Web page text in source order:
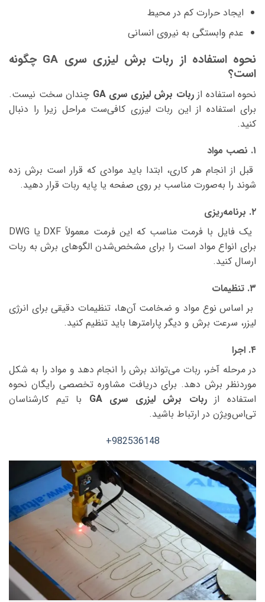
ایجاد حرارت کم در محیط
عدم وابستگی به نیروی انسانی
نحوه استفاده از ربات برش لیزری سری GA چگونه
است؟
نحوه استفاده ازربات برش لیزری سری GA
چندان سخت نیست.
برای استفاده از این ربات لیزری کافی‌ست مراحل زیرا را دنبال
کنید.
۱. نصب مواد
قبل از انجام هر کاری، ابتدا باید موادی که قرار است برش زده
شوند را به‌صورت مناسب بر روی صفحه یا پایه ربات قرار دهید.
۲. برنامه‌ریزی
یک فایل با فرمت مناسب که این فرمت معمولاً DXF یا DWG
برای انواع مواد است را برای مشخص‌شدن الگوهای برش به ربات
ارسال کنید.
۳. تنظیمات
بر اساس نوع مواد و ضخامت آن‌ها، تنظیمات دقیقی برای انرژی
لیزر، سرعت برش و دیگر پارامترها باید تنظیم کنید.
۴. اجرا
در مرحله آخر، ربات می‌تواند برش را انجام دهد و مواد را به شکل
موردنظر برش دهد. برای دریافت مشاوره تخصصی رایگان نحوه
استفاده ازربات برش لیزری سری GA
با تیم کارشناسان
تی‌اس‌ویژن در ارتباط باشید.
982536148+